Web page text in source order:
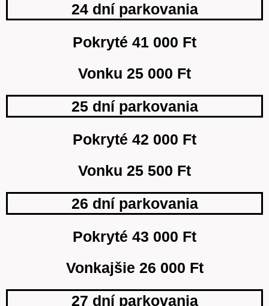
24 dní parkovania
Pokryté 41 000 Ft
Vonku 25 000 Ft
25 dní parkovania
Pokryté 42 000 Ft
Vonku 25 500 Ft
26 dní parkovania
Pokryté 43 000 Ft
Vonkajšie 26 000 Ft
27 dní parkovania